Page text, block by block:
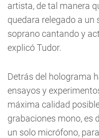
artista, de tal manera
quedara relegado a un
soprano cantando y
explicó Tudor.
Detrás del holograma
ensayos y
máxima calidad
grabaciones mono, es
un solo micrófono,